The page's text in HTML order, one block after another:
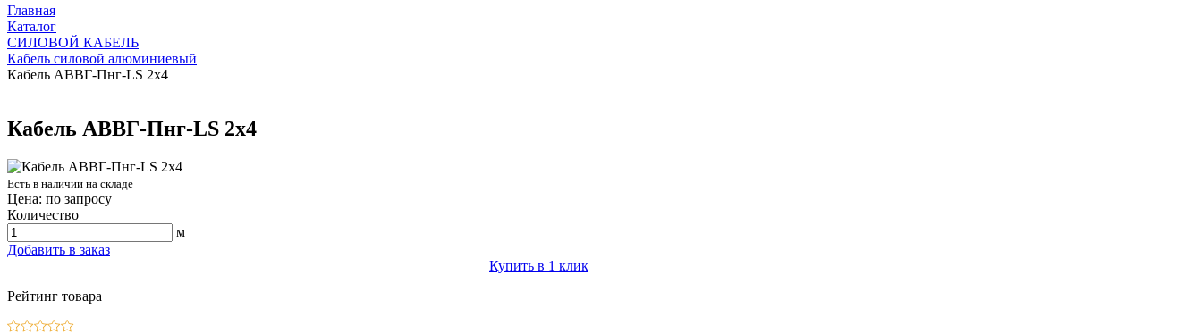
Главная
Каталог
СИЛОВОЙ КАБЕЛЬ
Кабель силовой алюминиевый
Кабель АВВГ-Пнг-LS 2х4
Кабель АВВГ-Пнг-LS 2х4
Есть в наличии на складе
Цена: по запросу
Количество
м
Добавить в заказ
Купить в 1 клик
Рейтинг товара